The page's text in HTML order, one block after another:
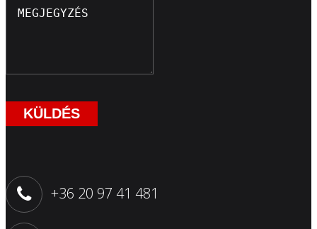
KÜLDÉS
+36 20 97 41 481